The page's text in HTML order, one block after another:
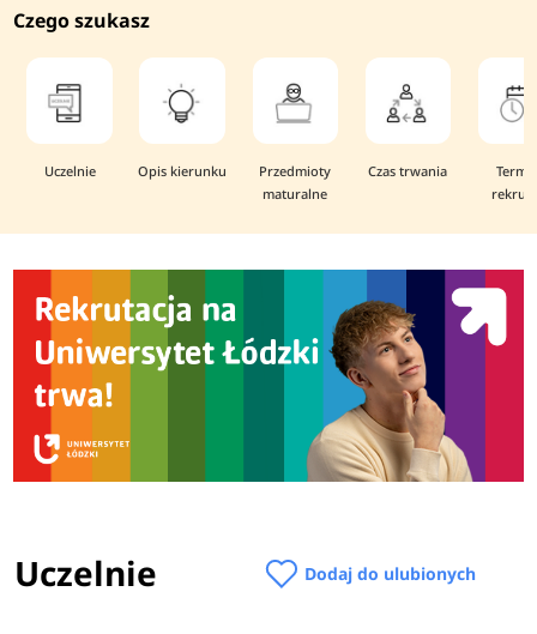
Czego szukasz
Uczelnie Opis kierunku
Przedmioty
maturalne
Czas trwania
Uczelnie Dodaj do ulubionych